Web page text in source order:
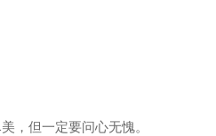
，但一定要问心无愧。